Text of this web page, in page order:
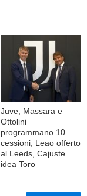
Juve, Massara e
Ottolini
programmano 10
cessioni, Leao offerto
al Leeds, Cajuste
idea Toro